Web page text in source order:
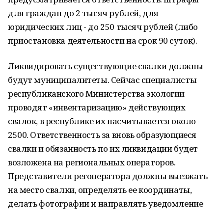
для граждан до 2 тысяч рублей, для
юридических лиц - до 250 тысяч рублей (либо
приостановка деятельности на срок 90 суток).
Ликвидировать существующие свалки должны
будут муниципалитеты. Сейчас специалисты
республиканского Министерства экологии
проводят «инвентаризацию» действующих
свалок, в республике их насчитывается около
2500. Ответственность за вновь образующиеся
свалки и обязанность по их ликвидации будет
возложена на региональных операторов.
Представители регоператора должны выезжать
на место свалки, определять ее координаты,
делать фотографии и направлять уведомление